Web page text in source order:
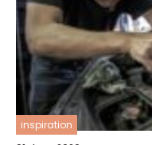
inspiration